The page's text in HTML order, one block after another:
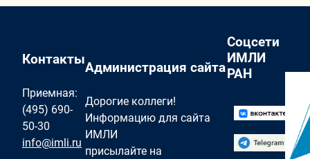
Контакты
Приемная:
(495) 690-
50-30
info@imli.ru
Администрация сайта
Дорогие коллеги!
Информацию для сайта
ИМЛИ
присылайте на
Соцсети
ИМЛИ
РАН